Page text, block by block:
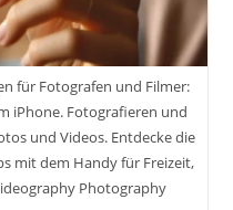
für Fotografen und Filmer:
iPhone. Fotografieren und
und Videos. Entdecke die
mit dem Handy für Freizeit,
Photography